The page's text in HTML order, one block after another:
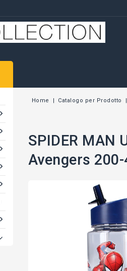
Home Catalogo per Prodotto
SPIDER MAN
Avengers